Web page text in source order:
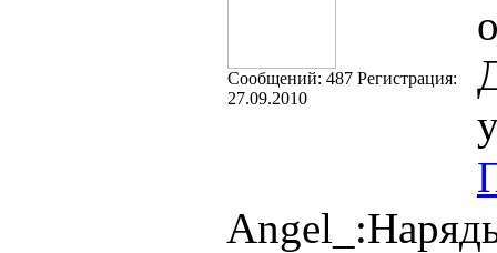
Cообщений: 487 Регистрация:
27.09.2010